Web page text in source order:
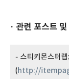
· 관련 포스트
- 스티키몬스터
(http://